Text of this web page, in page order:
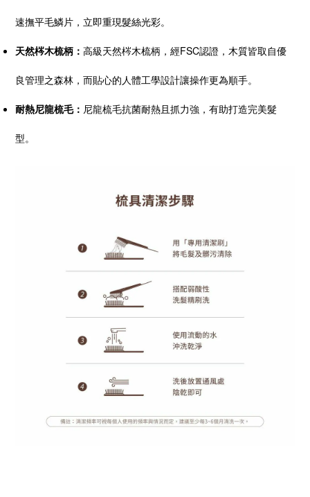
速撫平毛鱗片，立即重現髮絲光彩。
天然梣木梳柄： 高級天然梣木梳柄，經FSC認證，木質皆取自優
良管理之森林，而貼心的人體工學設計讓操作更為順手。
耐熱尼龍梳毛： 尼龍梳毛抗菌耐熱且抓力強，有助打造完美髮
型。